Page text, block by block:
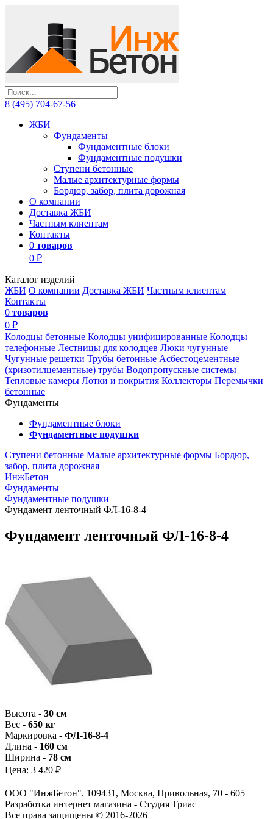
8 (495) 704-67-56
ЖБИ
Фундаменты
Фундаментные блоки
Фундаментные подушки
Ступени бетонные
Малые архитектурные формы
Бордюр, забор, плита дорожная
О компании
Доставка ЖБИ
Частным клиентам
Контакты
0 товаров
0 ₽
Каталог изделий
ЖБИ О компании Доставка ЖБИ Частным клиентам
Контакты
0 товаров
0 ₽
Колодцы бетонные Колодцы унифицированные Колодцы
телефонные Лестницы для колодцев Люки чугунные
Чугунные решетки Трубы бетонные Асбестоцементные
(хризотилцементные) трубы Водопропускные системы
Тепловые камеры Лотки и покрытия Коллекторы Перемычки
бетонные
Фундаменты
Фундаментные блоки
Фундаментные подушки
Ступени бетонные Малые архитектурные формы Бордюр,
забор, плита дорожная
ИнжБетон
Фундаменты
Фундаментные подушки
Фундамент ленточный ФЛ-16-8-4
Фундамент ленточный ФЛ-16-8-4
Высота - 30 см
Вес - 650 кг
Маркировка - ФЛ-16-8-4
Длина - 160 см
Ширина - 78 см
Цена: 3 420 ₽
ООО "ИнжБетон". 109431, Москва, Привольная, 70 - 605
Разработка интернет магазина - Студия Триас
Все права защищены © 2016-2026